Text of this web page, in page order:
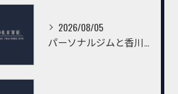
2026/08/05